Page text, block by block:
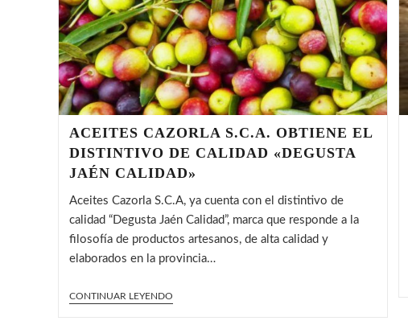
ACEITES CAZORLA S.C.A. OBTIENE EL
DISTINTIVO DE CALIDAD «DEGUSTA
JAÉN CALIDAD»
Aceites Cazorla S.C.A, ya cuenta con el distintivo de
calidad “Degusta Jaén Calidad”, marca que responde a la
filosofía de productos artesanos, de alta calidad y
elaborados en la provincia…
CONTINUAR LEYENDOACEITES